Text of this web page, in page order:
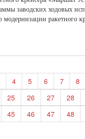
заводских ходовых
модернизации ракетного
4 5 6 7 8
25 26 27 28
45 46 47 48